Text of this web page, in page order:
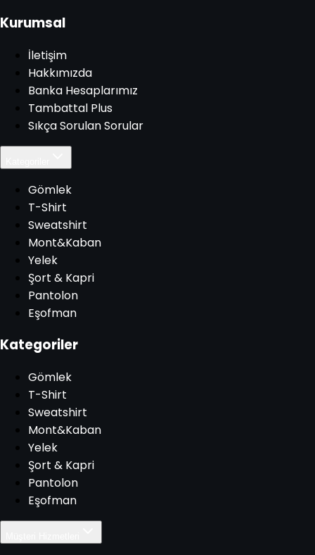
Kurumsal
İletişim
Hakkımızda
Banka Hesaplarımız
Tambattal Plus
Sıkça Sorulan Sorular
Gömlek
T-Shirt
Sweatshirt
Mont&Kaban
Yelek
Şort & Kapri
Pantolon
Eşofman
Kategoriler
Gömlek
T-Shirt
Sweatshirt
Mont&Kaban
Yelek
Şort & Kapri
Pantolon
Eşofman